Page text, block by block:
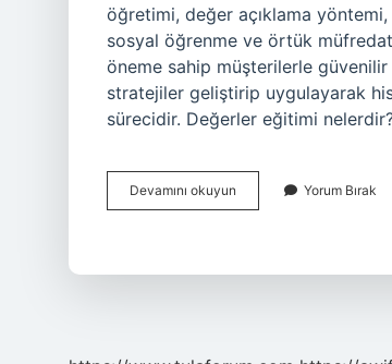
öğretimi, değer açıklama
sosyal öğrenme ve örtük
öneme sahip müşterilerle
stratejiler geliştirip uygulayarak
sürecidir. Değerler eğitimi
Devamını okuyun
Eğitimi
Yorum Bırak